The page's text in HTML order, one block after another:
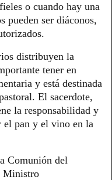
o cuando hay una
pueden ser diáconos,
distribuyen la
tener en
y está destinada
El sacerdote,
la responsabilidad y
el pan y el vino en la
Comunión del
Ministro